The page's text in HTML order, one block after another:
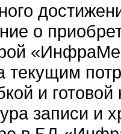
о
текущим
и
записи и